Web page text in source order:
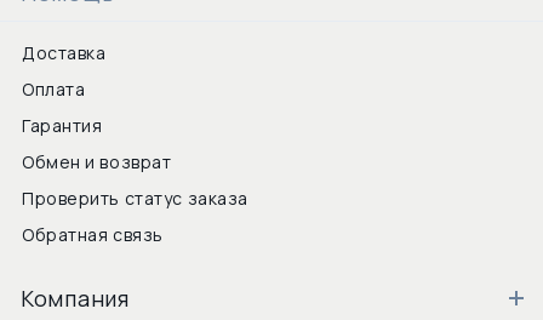
Доставка
Оплата
Гарантия
Обмен и возврат
Проверить статус заказа
Обратная связь
Компания